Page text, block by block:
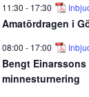
11:30 - 17:30
Amatördragen i
08:00 - 17:00
Bengt Einarssons
minnesturnering